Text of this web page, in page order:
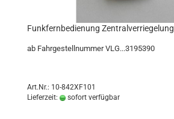
Funkfernbedienung Zentralverriegelung
ab Fahrgestellnummer VLG...3195390
Art.Nr.: 10-842XF101
Lieferzeit:
sofort verfügbar